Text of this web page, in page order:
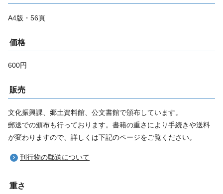
A4版・56頁
価格
600円
販売
文化振興課、郷土資料館、公文書館で頒布しています。
郵送での頒布も行っております。書籍の重さにより手続きや送料
が変わりますので、詳しくは下記のページをご覧ください。
刊行物の郵送について
重さ